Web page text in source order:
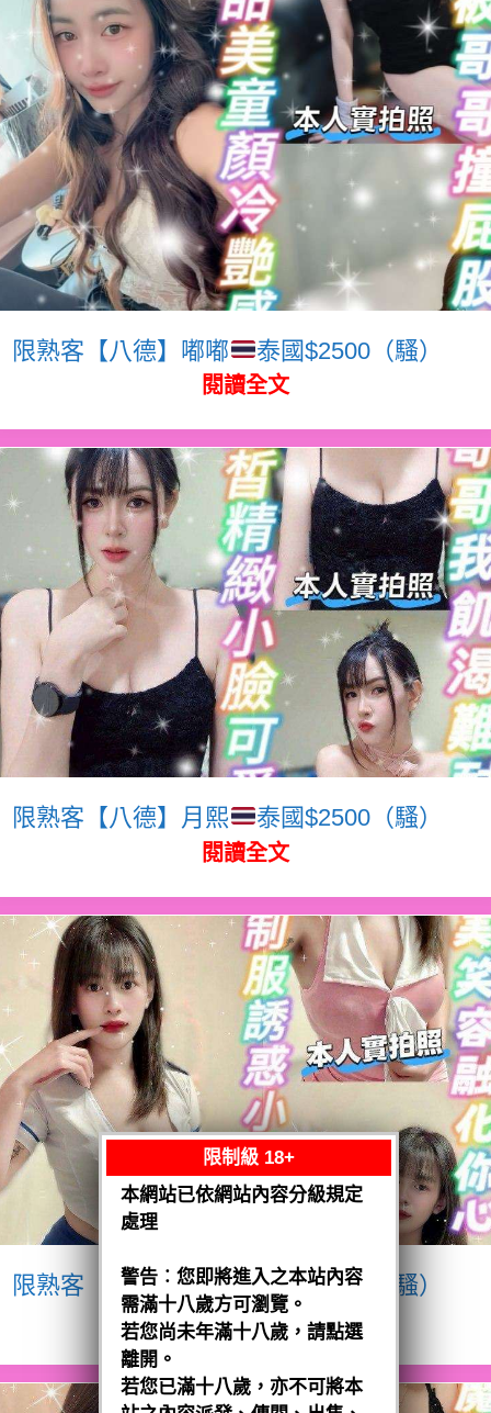
限熟客【八德】嘟嘟 泰國$2500（騷）
閱讀全文
限熟客【八德】月熙 泰國$2500（騷）
閱讀全文
限熟客【八德】宥瑄 泰國$2500（騷）
閱讀全文
限制級 18+
本網站已依網站內容分級規定
處理
警告︰您即將進入之本站內容
需滿十八歲方可瀏覽。
若您尚未年滿十八歲，請點選
離開。
若您已滿十八歲，亦不可將本